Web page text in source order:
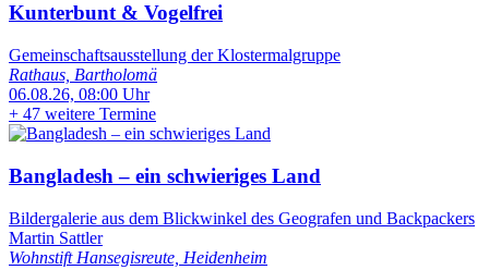
Kunterbunt & Vogelfrei
Gemeinschaftsausstellung der Klostermalgruppe
Rathaus, Bartholomä
06.08.26, 08:00 Uhr
+ 47 weitere Termine
Bangladesh – ein schwieriges Land
Bildergalerie aus dem Blickwinkel des Geografen und Backpackers
Martin Sattler
Wohnstift Hansegisreute, Heidenheim